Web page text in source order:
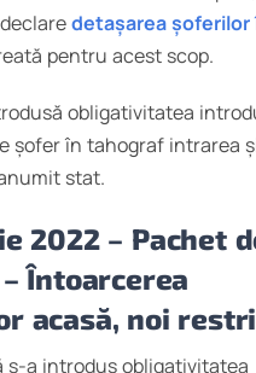
detașarea șoferilor
pentru acest scop.
obligativitatea
șofer în tahograf intrarea
stat.
2022 – Pachet
– Întoarcerea
acasă, noi
s-a introdus obligativitatea